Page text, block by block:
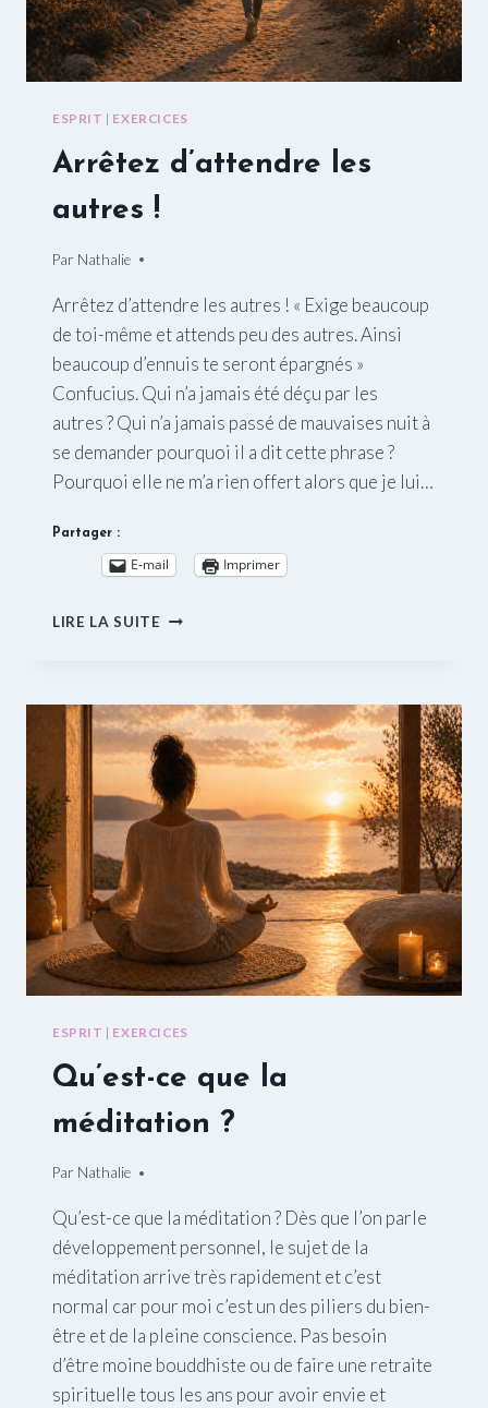
ESPRIT | EXERCICES
Arrêtez d’attendre les
autres !
Par Nathalie
06/03/2015
Arrêtez d’attendre les autres ! « Exige beaucoup
de toi-même et attends peu des autres. Ainsi
beaucoup d’ennuis te seront épargnés »
Confucius. Qui n’a jamais été déçu par les
autres ? Qui n’a jamais passé de mauvaises nuit à
se demander pourquoi il a dit cette phrase ?
Pourquoi elle ne m’a rien offert alors que je lui…
Partager :
E-mail Imprimer
LIRE LA SUITE ARRÊTEZ
!
ESPRIT | EXERCICES
Qu’est-ce que la
méditation ?
Par Nathalie
20/02/2015
Qu’est-ce que la méditation ? Dès que l’on parle
développement personnel, le sujet de la
méditation arrive très rapidement et c’est
normal car pour moi c’est un des piliers du bien-
être et de la pleine conscience. Pas besoin
d’être moine bouddhiste ou de faire une retraite
spirituelle tous les ans pour avoir envie et